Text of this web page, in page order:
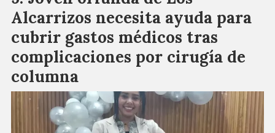
Alcarrizos necesita ayuda para
cubrir gastos médicos tras
complicaciones por cirugía de
columna